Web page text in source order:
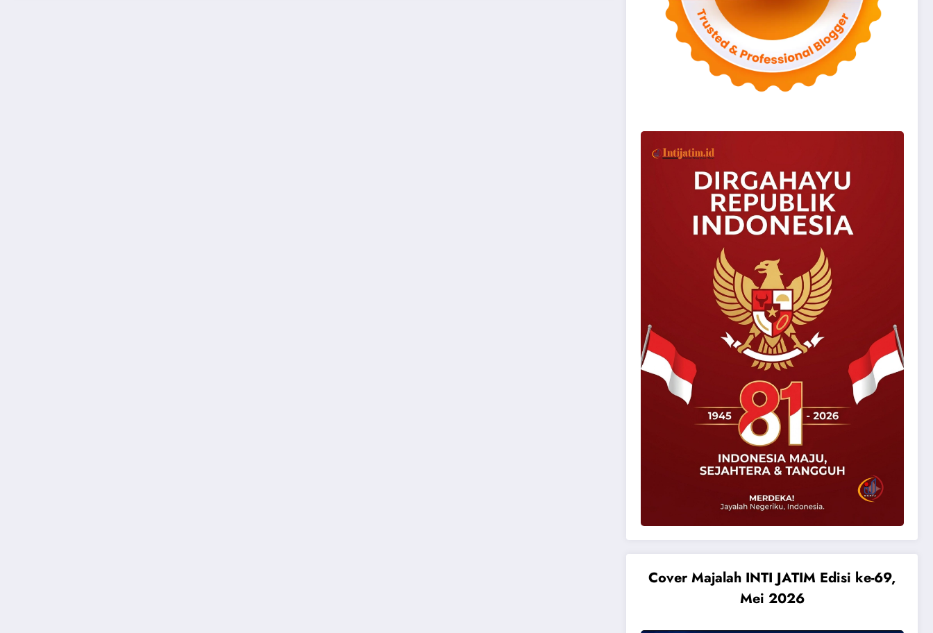
Cover Majalah INTI JATIM Edisi ke-69,
Mei 2026